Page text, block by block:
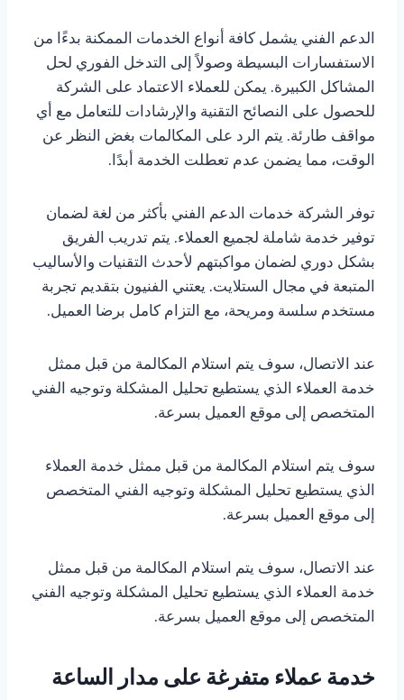
الدعم الفني يشمل كافة أنواع الخدمات الممكنة بدءًا من
الاستفسارات البسيطة وصولاً إلى التدخل الفوري لحل
المشاكل الكبيرة. يمكن للعملاء الاعتماد على الشركة
للحصول على النصائح التقنية والإرشادات للتعامل مع أي
مواقف طارئة. يتم الرد على المكالمات بغض النظر عن
الوقت، مما يضمن عدم تعطلت الخدمة أبدًا.
توفر الشركة خدمات الدعم الفني بأكثر من لغة لضمان
توفير خدمة شاملة لجميع العملاء. يتم تدريب الفريق
بشكل دوري لضمان مواكبتهم لأحدث التقنيات والأساليب
المتبعة في مجال الستلايت. يعتني الفنيون بتقديم تجربة
مستخدم سلسة ومريحة، مع التزام كامل برضا العميل.
عند الاتصال، سوف يتم استلام المكالمة من قبل ممثل
خدمة العملاء الذي يستطيع تحليل المشكلة وتوجيه الفني
المتخصص إلى موقع العميل بسرعة.
سوف يتم استلام المكالمة من قبل ممثل خدمة العملاء
الذي يستطيع تحليل المشكلة وتوجيه الفني المتخصص
إلى موقع العميل بسرعة.
عند الاتصال، سوف يتم استلام المكالمة من قبل ممثل
خدمة العملاء الذي يستطيع تحليل المشكلة وتوجيه الفني
المتخصص إلى موقع العميل بسرعة.
خدمة عملاء متفرغة على مدار الساعة